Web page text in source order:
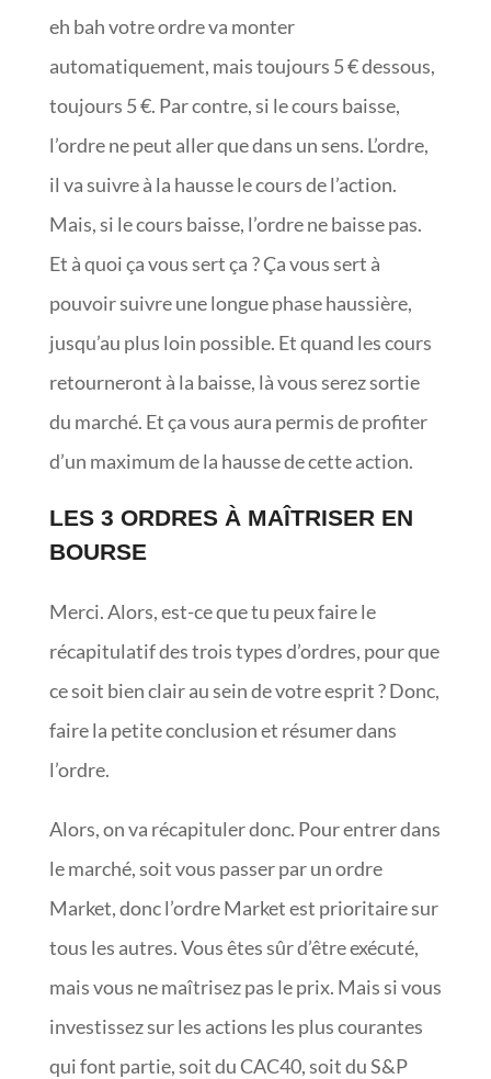
eh bah votre ordre va monter
automatiquement, mais toujours 5 € dessous,
toujours 5 €. Par contre, si le cours baisse,
l’ordre ne peut aller que dans un sens. L’ordre,
il va suivre à la hausse le cours de l’action.
Mais, si le cours baisse, l’ordre ne baisse pas.
Et à quoi ça vous sert ça ? Ça vous sert à
pouvoir suivre une longue phase haussière,
jusqu’au plus loin possible. Et quand les cours
retourneront à la baisse, là vous serez sortie
du marché. Et ça vous aura permis de profiter
d’un maximum de la hausse de cette action.
LES 3 ORDRES À MAÎTRISER EN
BOURSE
Merci. Alors, est-ce que tu peux faire le
récapitulatif des trois types d’ordres, pour que
ce soit bien clair au sein de votre esprit ? Donc,
faire la petite conclusion et résumer dans
l’ordre.
Alors, on va récapituler donc. Pour entrer dans
le marché, soit vous passer par un ordre
Market, donc l’ordre Market est prioritaire sur
tous les autres. Vous êtes sûr d’être exécuté,
mais vous ne maîtrisez pas le prix. Mais si vous
investissez sur les actions les plus courantes
qui font partie, soit du CAC40, soit du S&P